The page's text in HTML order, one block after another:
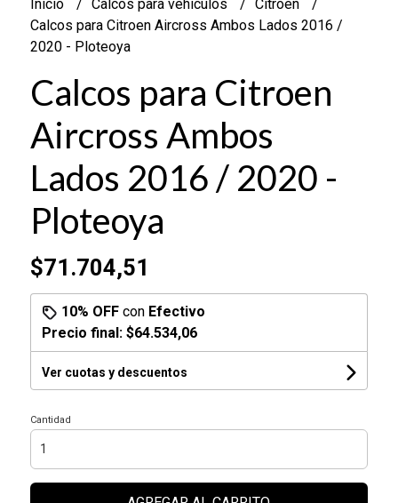
Inicio Calcos para vehiculos
Citroen
Calcos para Citroen Aircross Ambos Lados 2016 /
2020 - Ploteoya
Calcos para Citroen
Aircross Ambos
Lados 2016 / 2020 -
Ploteoya
$71.704,51
10% OFFcon Efectivo
Precio final: $64.534,06
Ver cuotas y descuentos
Cantidad